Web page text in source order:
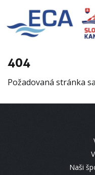
404
Požadovaná stránka
Naši